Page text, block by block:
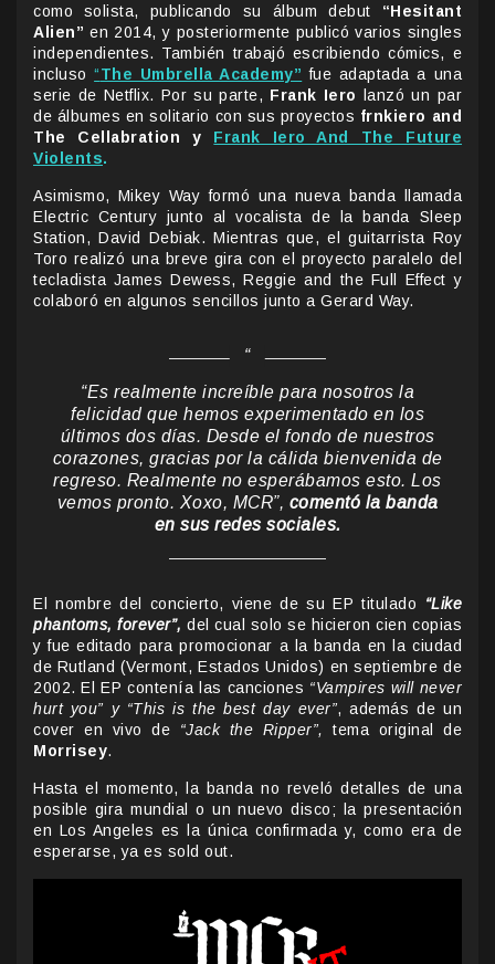
como solista, publicando su álbum debut “Hesitant
Alien” en 2014, y posteriormente publicó varios singles
independientes. También trabajó escribiendo cómics, e
incluso“The Umbrella Academy” fue adaptada a una
serie de Netflix. Por su parte, Frank Iero
lanzó un par
de álbumes en solitario con sus proyectos frnkiero and
The Cellabration y
Frank Iero And The Future
Violents.
Asimismo, Mikey Way formó una nueva banda llamada
Electric Century junto al vocalista de la banda Sleep
Station, David Debiak. Mientras que, el guitarrista Roy
Toro realizó una breve gira con el proyecto paralelo del
tecladista James Dewess, Reggie and the Full Effect y
colaboró en algunos sencillos junto a Gerard Way.
“Es realmente increíble para nosotros la
felicidad que hemos experimentado en los
últimos dos días. Desde el fondo de nuestros
corazones, gracias por la cálida bienvenida de
regreso. Realmente no esperábamos esto. Los
vemos pronto. Xoxo, MCR”, comentó la banda
en sus redes sociales.
El nombre del concierto, viene de su EP titulado “Like
phantoms, forever”,del cual solo se hicieron cien copias
y ​fue editado para promocionar a la banda en la ciudad
de Rutland (Vermont, Estados Unidos) en septiembre de
2002. El EP contenía las canciones “Vampires will never
hurt you” y “This is the best day ever”, además de un
cover en vivo de “Jack the Ripper”, tema original de
Morrisey.
Hasta el momento, la banda no reveló detalles de una
posible gira mundial o un nuevo disco; la presentación
en Los Angeles es la única confirmada y, como era de
esperarse, ya es sold out.